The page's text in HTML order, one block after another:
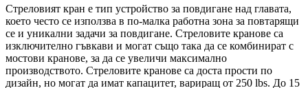
Стреловият кран е тип устройство за повдигане над главата,
което често се използва в по-малка работна зона за повтарящи
се и уникални задачи за повдигане. Стреловите кранове са
изключително гъвкави и могат също така да се комбинират с
мостови кранове, за да се увеличи максимално
производството. Стреловите кранове са доста прости по
дизайн, но могат да имат капацитет, вариращ от 250 lbs. До 15